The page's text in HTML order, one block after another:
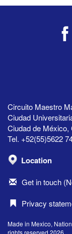
Circuito Maestro
Ciudad
Ciudad de México,
Tel. +52(55)5622
Location
Get in touch
Privacy
Made in Mexico,
rights reserved 2026.